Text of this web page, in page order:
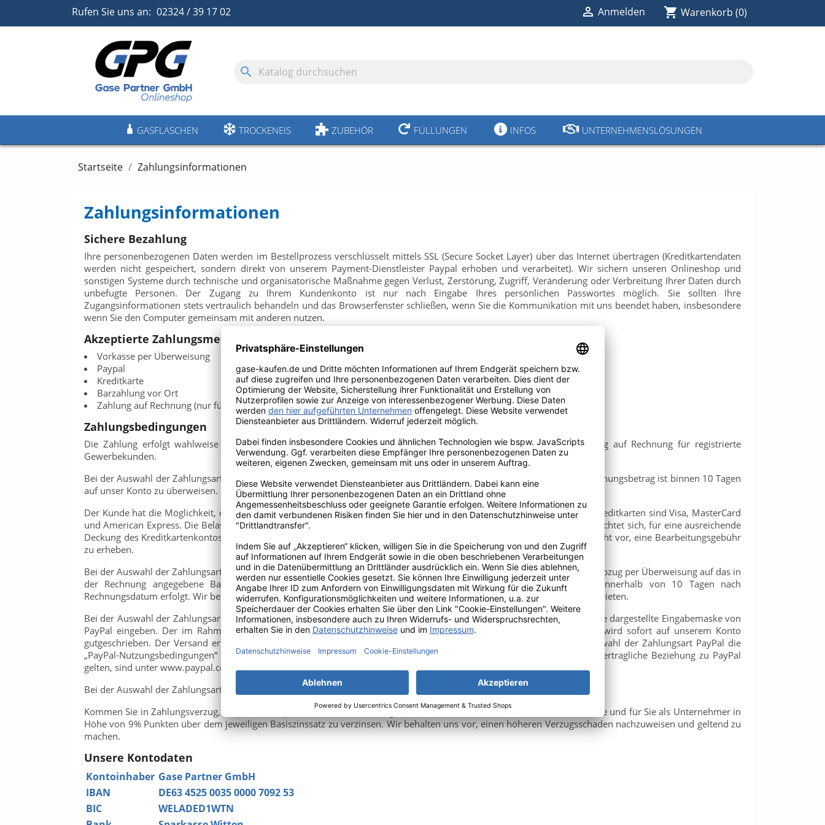
Rufen Sie uns an: 02324 / 39 17 02  Anmelden shopping_cart Warenkorb (0)
search
GASFLASCHEN TROCKENEIS ZUBEHÖR FÜLLUNGEN INFOS UNTERNEHMENSLÖSUNGEN
Startseite Zahlungsinformationen
Zahlungsinformationen
Sichere Bezahlung
Ihre personenbezogenen Daten werden im Bestellprozess verschlüsselt mittels SSL (Secure Socket Layer) über das Internet übertragen (Kreditkartendaten
werden nicht gespeichert, sondern direkt von unserem Payment-Dienstleister Paypal erhoben und verarbeitet). Wir sichern unseren Onlineshop und
sonstigen Systeme durch technische und organisatorische Maßnahme gegen Verlust, Zerstörung, Zugriff, Veränderung oder Verbreitung Ihrer Daten durch
unbefugte Personen. Der Zugang zu Ihrem Kundenkonto ist nur nach Eingabe Ihres persönlichen Passwortes möglich. Sie sollten Ihre
Zugangsinformationen stets vertraulich behandeln und das Browserfenster schließen, wenn Sie die Kommunikation mit uns beendet haben, insbesondere
wenn Sie den Computer gemeinsam mit anderen nutzen.
Akzeptierte Zahlungsmethoden
Vorkasse per Überweisung
Paypal
Kreditkarte
Barzahlung vor Ort
Zahlung auf Rechnung (nur für registrierte Gewerbekunden)
Zahlungsbedingungen
Die Zahlung erfolgt wahlweise per Vorkasse, per Überweisung, PayPal, Kreditkarte, Barzahlung vor Ort oder Zahlung auf Rechnung für registrierte
Gewerbekunden.
Bei der Auswahl der Zahlungsart Vorkasse nennen wir Ihnen unsere Bankverbindung in der Auftragsbestätigung. Der Rechnungsbetrag ist binnen 10 Tagen
auf unser Konto zu überweisen.
Der Kunde hat die Möglichkeit, die bestellten Waren per Kreditkarte (Abwicklung über PayPal) zu bezahlen. Akzeptierte Kreditkarten sind Visa, MasterCard
und American Express. Die Belastung der Kreditkarte erfolgt unmittelbar nach Abschluss der Bestellung. Der Kunde verpflichtet sich, für eine ausreichende
Deckung des Kreditkartenkontos zu sorgen. Bei Rückbuchungen, die der Kunde zu vertreten hat, behalten wir uns das Recht vor, eine Bearbeitungsgebühr
zu erheben.
Bei der Auswahl der Zahlungsart „Zahlung per Rechnung“ ist der Rechnungsbetrag sofort nach Erhalt der Rechnung ohne Abzug per Überweisung auf das in
der Rechnung angegebene Bankkonto fällig. Der Kunde gerät automatisch in Verzug, wenn die Zahlung nicht innerhalb von 10 Tagen nach
Rechnungsdatum erfolgt. Wir behalten uns vor, den Kauf auf Rechnung nur nach einer erfolgreichen Bonitätsprüfung anzubieten.
Bei der Auswahl der Zahlungsart PayPal müssen Sie Ihre Email-Adresse und Ihr Passwort am Ende des Bestellablaufs in die dargestellte Eingabemaske von
PayPal eingeben. Der im Rahmen der Bestellung anfallende Zahlungsbetrag inklusive der anfallenden Versandkosten wird sofort auf unserem Konto
gutgeschrieben. Der Versand erfolgt nach Zahlungsbestätigung seitens PayPal. Wir weisen Sie darauf hin, dass bei Auswahl der Zahlungsart PayPal die
„PayPal-Nutzungsbedingungen“ der PayPal (Europe) S.à r.l. & Cie, S.C.A gelten. Die Nutzungsbedingungen, die für Ihre vertragliche Beziehung zu PayPal
gelten, sind unter www.paypal.com abrufbar.
Bei der Auswahl der Zahlungsart Barzahlung vor Ort erfolgt eine Zahlung in Bar vor Ort.
Kommen Sie in Zahlungsverzug, so ist der Kaufpreis während des Verzuges Für Sie als Verbraucher in Höhe von 5%-Punkte und für Sie als Unternehmer in
Höhe von 9% Punkten über dem jeweiligen Basiszinssatz zu verzinsen. Wir behalten uns vor, einen höheren Verzugsschaden nachzuweisen und geltend zu
machen.
Unsere Kontodaten
Kontoinhaber Gase Partner GmbH
IBAN
DE63 4525 0035 0000 7092 53
BIC
WELADED1WTN